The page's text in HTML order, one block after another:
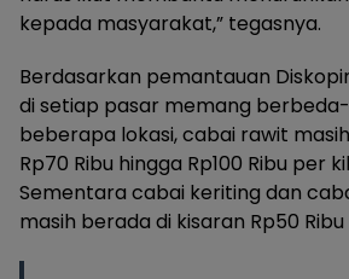
kepada masyarakat,” tegasnya.
Berdasarkan pemantauan
di setiap pasar memang
beberapa lokasi, cabai rawit
Rp70 Ribu hingga Rp100 Ribu per
Sementara cabai keriting dan
masih berada di kisaran Rp50